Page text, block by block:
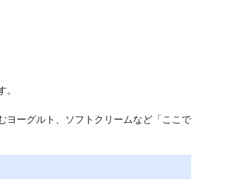
ヨーグルト、ソフトクリームなど「ここで